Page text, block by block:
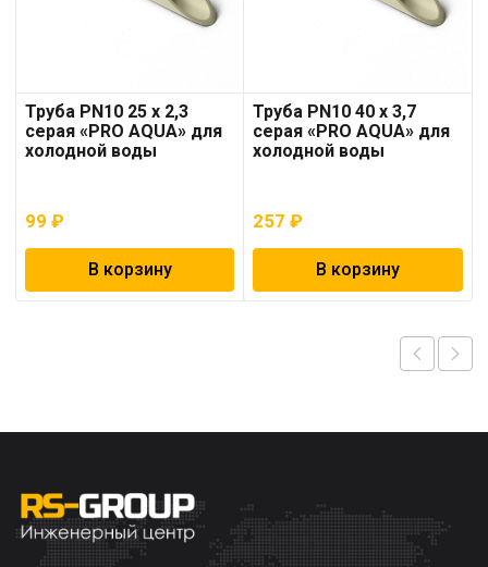
Труба PN10 25 x 2,3
серая «PRO AQUA» для
холодной воды
99 ₽
В корзину
Труба PN10 40 x 3,7
серая «PRO AQUA» для
холодной воды
257₽
В корзину